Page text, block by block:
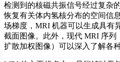
检测到的核磁共振信号经过复杂
恢复有关体内氢核分布的空间信
场梯度，MRI 机器可以生成具有
截面图像。此外，现代 MRI 序列
扩散加权图像）可以深入了解各